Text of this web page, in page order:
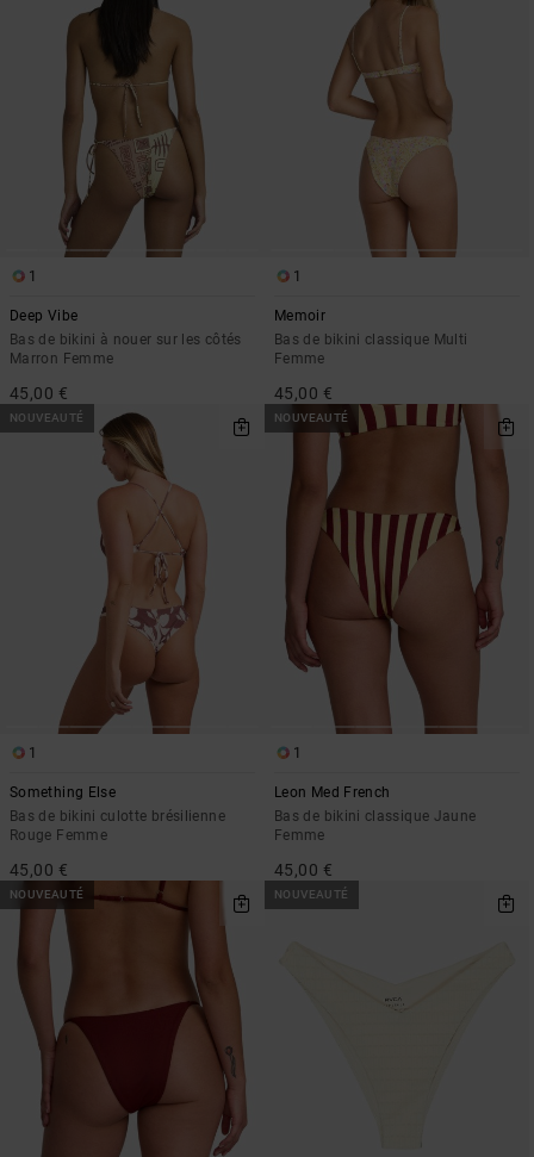
1
Deep Vibe
Bas de bikini à nouer sur les côtés
Marron Femme
45,00 €
1
Memoir
Bas de bikini classique Multi
Femme
45,00 €
NOUVEAUTÉ
1
Something Else
Bas de bikini culotte brésilienne
Rouge Femme
45,00 €
NOUVEAUTÉ
1
Leon Med French
Bas de bikini classique Jaune
Femme
45,00 €
NOUVEAUTÉ NOUVEAUTÉ